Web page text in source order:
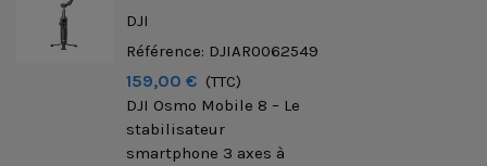
DJI
Référence: DJIAR0062549
159,00 € (TTC)
DJI Osmo Mobile 8 – Le
stabilisateur
smartphone 3 axes à